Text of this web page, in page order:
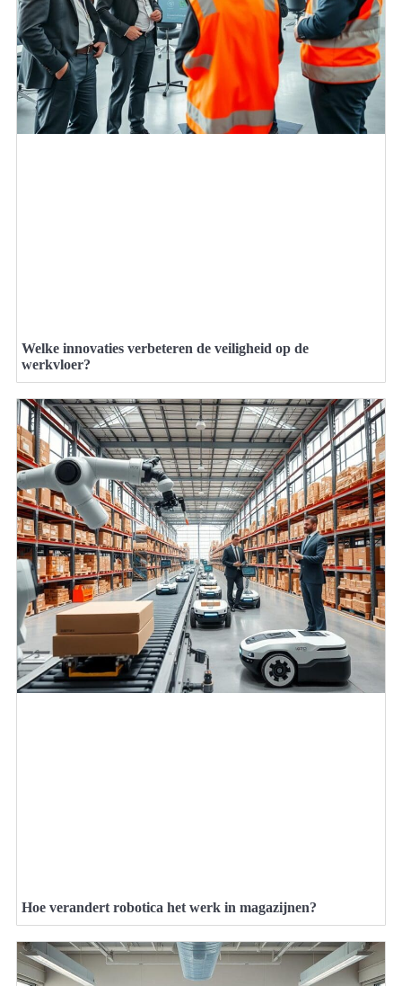
Welke innovaties verbeteren de veiligheid op de
werkvloer?
Hoe verandert robotica het werk in magazijnen?